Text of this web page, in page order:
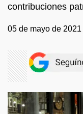
contribuciones
05 de mayo de